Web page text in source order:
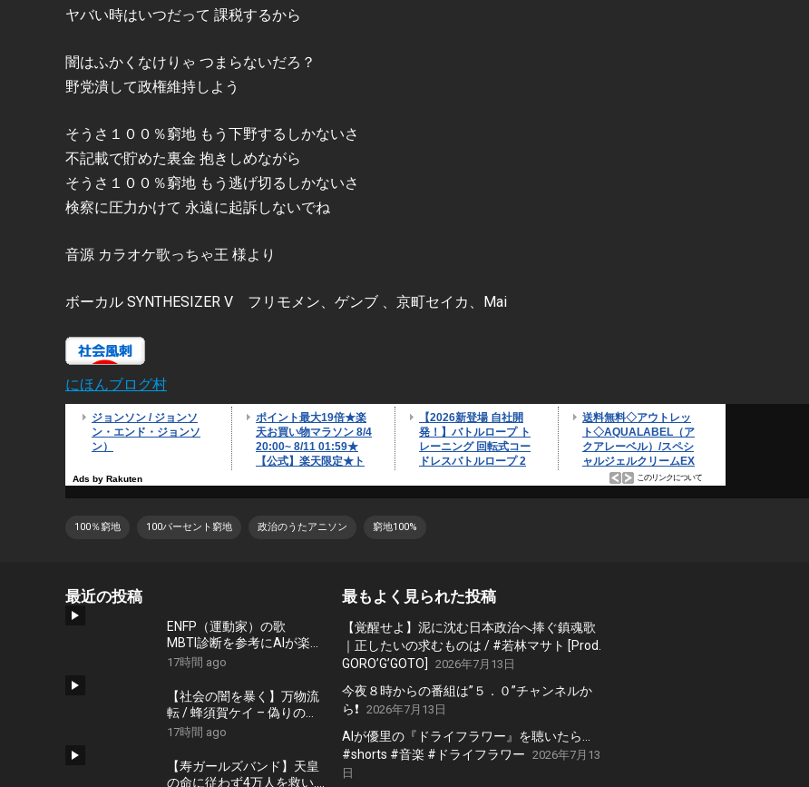
ヤバい時はいつだって 課税するから
闇はふかくなけりゃ つまらないだろ？
野党潰して政権維持しよう
そうさ１００％窮地 もう下野するしかないさ
不記載で貯めた裏金 抱きしめながら
そうさ１００％窮地 もう逃げ切るしかないさ
検察に圧力かけて 永遠に起訴しないでね
音源 カラオケ歌っちゃ王 様より
ボーカル SYNTHESIZER V フリモメン、ゲンブ 、京町セイカ、Mai
にほんブログ村
100％窮地 100パーセント窮地 政治のうたアニソン 窮地100%
最近の投稿
ENFP（運動家）の歌
MBTI診断を参考にAIが楽曲
を作ってくれた
17時間 ago
【社会の闇を暴く】万物流
転 / 蜂須賀ケイ – 偽りの安
寧にすがるな #shorts #政
17時間 ago
【寿ガールズバンド】天皇
の命に従わず4万人を救い..
最もよく見られた投稿
【覚醒せよ】泥に沈む日本政治へ捧ぐ鎮魂歌
｜正したいの求むものは / #若林マサト [Prod.
GORO’G’GOTO]
2026年7月13日
今夜８時からの番組は”５．０”チャンネルか
ら❗️ 2026年7月13日
AIが優里の『ドライフラワー』を聴いたら…
#shorts #音楽 #ドライフラワー 2026年7月13
日